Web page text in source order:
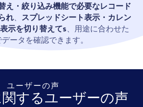
え・絞り込み機能で必要なレコード
れ、 スプレッドシート表示・カレン
示を切り替えてs、用途に合わせた
ータを確認できます。
ユーザーの声
するユーザーの声